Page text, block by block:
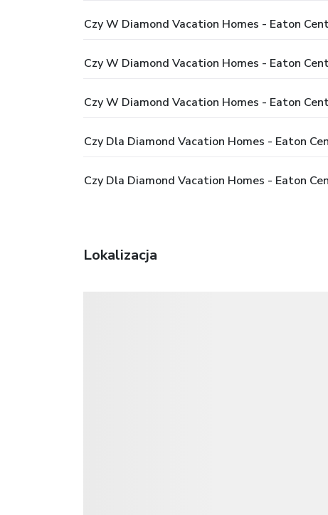
Czy W Diamond Vacation Homes - Eaton
Czy W Diamond Vacation Homes - Eaton
Czy W Diamond Vacation Homes - Eaton
Czy Dla Diamond Vacation Homes - Eaton
Czy Dla Diamond Vacation Homes - Eaton
Lokalizacja